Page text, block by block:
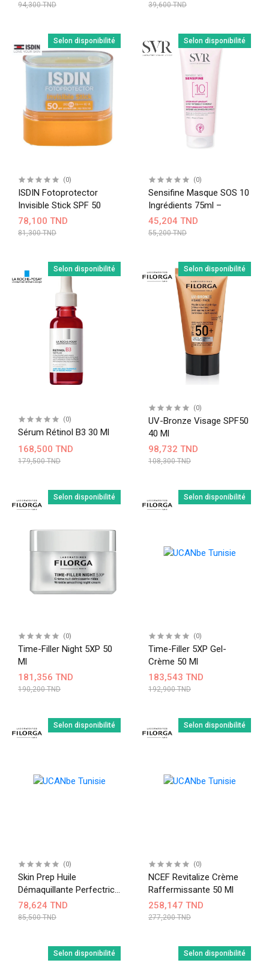
94,300 TND 39,600 TND
Selon disponibilité
(0)
ISDIN Fotoprotector
Invisible Stick SPF 50
78,100 TND
81,300 TND
Selon disponibilité
(0)
Sensifine Masque SOS 10
Ingrédients 75ml –
45,204 TND
55,200 TND
Selon disponibilité
(0)
Sérum Rétinol B3 30 Ml
168,500 TND
179,500 TND
Selon disponibilité
(0)
UV-Bronze Visage SPF50
40 Ml
98,732 TND
108,300 TND
Selon disponibilité
(0)
Time-Filler Night 5XP 50
Ml
181,356 TND
190,200 TND
Selon disponibilité
(0)
Time-Filler 5XP Gel-
Crème 50 Ml
183,543 TND
192,900 TND
Selon disponibilité
(0)
Skin Prep Huile
Démaquillante Perfectrice
150 Ml
78,624 TND
85,500 TND
Selon disponibilité
(0)
NCEF Revitalize Crème
Raffermissante 50 Ml
258,147 TND
277,200 TND
Selon disponibilité Selon disponibilité